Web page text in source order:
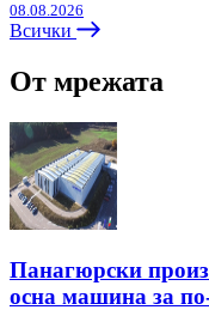
08.08.2026
Всички
От мрежата
Панагюрски
осна машина за